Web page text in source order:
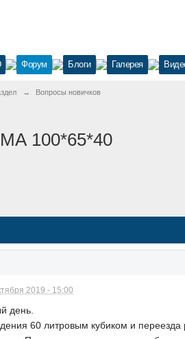
Форум Блоги Галерея
→ Вопросы новичков
100*65*40
2019 - 15:00
день.
60 литровым кубиком и